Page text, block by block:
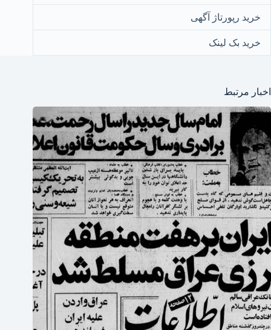
خرید رپورتاژ آگهی
خرید بک لینک
اخبار مرتبط